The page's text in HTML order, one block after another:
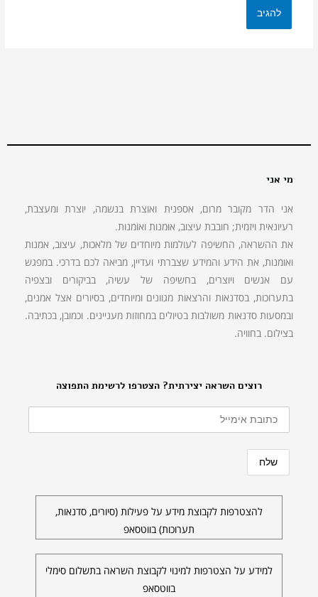
רוצים השראה יצירתית? הצטרפו לרשימת התפוצה
להצטרפות לקבוצת מידע על פעילות (סיורים, סדנאות,
תערוכות) בווטסאפ
למידע על הצטרפות למינוי לקבוצת השראה בתשלום סימלי
בווטסאפ
מי אני
אני הדר מקובר מרום, אספנית ואוצרת בנשמה, יוצרת ומעצבת,
רעיונאית ויזמית; חובבת עיצוב, אוּמנות ואוֹמנות.
את ההשראה, החשיפה לעולמות מיוחדים של מלאכות, עיצוב, אמנות
ואומנות, את הידע והמידע שצברתי ועדיין, מביאה לכם בדרכי. במפגש
עם אנשים ויוצרים, בחשיפה של עשיה, בביקורים ובצפיה
בתערוכות, בסדנאות והרצאות מגוונים ומיוחדים, בסיורים אצל אמנים,
ובמסעות סדנאות משולבות בטיולים במחוזות מעניינים. וכמובן, בכתיבה.
בצילום. בחוויה.